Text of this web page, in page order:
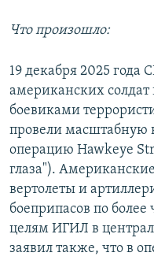
Что произошло:
19 декабря 2025 года
американских солдат
боевиками
провели масштабную
операцию Hawkeye
глаза").
вертолеты и
боеприпасов по
целям ИГИЛ в
заявил также, что в